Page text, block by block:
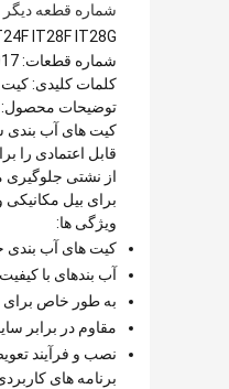
شماره قطعه دیگر
IT28F IT28G
شماره قطعات: 3769017, 2339205
کلمات کلیدی:
توضیحات محصول:
قابل اعتمادی را
از نشتی جلوگیری
برای بیل
ویژگی ها:
کیت های آب بندی
آب بندهای با
به طور خاص برای
مقاوم در برابر
نصب و فرآیند
برنامه های